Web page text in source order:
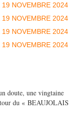
doute, une vingtaine
du « BEAUJOLAIS